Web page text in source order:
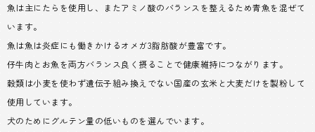
魚は主にたらを使用し、またアミノ酸のバランスを整えるため青魚を混ぜて
います。
魚は魚は炎症にも働きかけるオメガ3脂肪酸が豊富です。
仔牛肉とお魚を両方バランス良く摂ることで健康維持につながります。
穀類は小麦を使わず遺伝子組み換えでない国産の玄米と大麦だけを製粉して
使用しています。
犬のためにグルテン量の低いものを選んでいます。